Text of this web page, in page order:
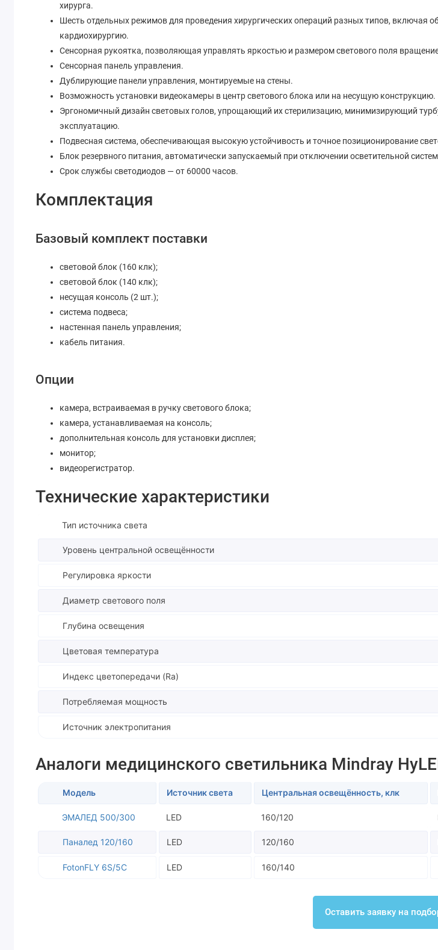
хирурга.
Шесть отдельных режимов для проведения хирургических операций разных типов,
кардиохирургию.
Сенсорная рукоятка, позволяющая управлять яркостью и размером светового поля
Сенсорная панель управления.
Дублирующие панели управления, монтируемые на стены.
Возможность установки видеокамеры в центр светового блока или на несущую конструкцию.
Эргономичный дизайн световых голов, упрощающий их стерилизацию, минимизирующий
эксплуатацию.
Подвесная система, обеспечивающая высокую устойчивость и точное позиционирование
Блок резервного питания, автоматически запускаемый при отключении осветительной
Срок службы светодиодов — от 60000 часов.
Комплектация
Базовый комплект поставки
световой блок (160 клк);
световой блок (140 клк);
несущая консоль (2 шт.);
система подвеса;
настенная панель управления;
кабель питания.
Опции
камера, встраиваемая в ручку светового блока;
камера, устанавливаемая на консоль;
дополнительная консоль для установки дисплея;
монитор;
видеорегистратор.
Технические характеристики
Тип источника света
Уровень центральной освещённости
Регулировка яркости
Диаметр светового поля
Глубина освещения
Цветовая температура
Индекс цветопередачи (Ra)
Потребляемая мощность
Источник электропитания
Аналоги медицинского светильника Mindray
Модель Источник света Центральная освещённость, клк
ЭМАЛЕД 500/300 LED 160/120
Паналед 120/160 LED 120/160
FotonFLY 6S/5C LED 160/140
Оставить заявку на